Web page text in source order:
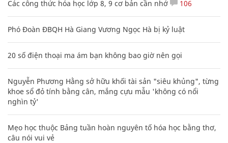
Các công thức hóa học lớp 8, 9 cơ bản cần nhớ 106
Phó Đoàn ĐBQH Hà Giang Vương Ngọc Hà bị kỷ luật
20 số điện thoại ma ám bạn không bao giờ nên gọi
Nguyễn Phương Hằng sở hữu khối tài sản "siêu khủng", từng
khoe sổ đỏ tính bằng cân, mắng cựu mẫu 'không có nổi
nghìn tỷ'
Mẹo học thuộc Bảng tuần hoàn nguyên tố hóa học bằng thơ,
câu nói vui vẻ